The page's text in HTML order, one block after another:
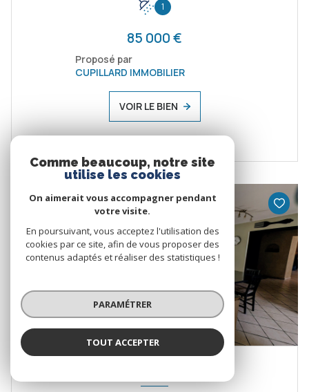
1
85 000 €
Proposé par
CUPILLARD IMMOBILIER
VOIR LE BIEN
SOUS-COMPROMIS
Comme beaucoup, notre site
utilise les cookies
On aimerait vous accompagner pendant
votre visite.
En poursuivant, vous acceptez l'utilisation des
cookies par ce site, afin de vous proposer des
contenus adaptés et réaliser des statistiques !
PARAMÉTRER
TOUT ACCEPTER